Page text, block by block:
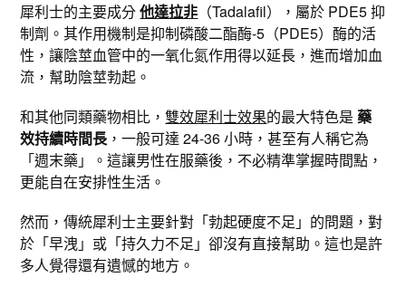
犀利士的主要成分他達拉非 （Tadalafil），屬於 PDE5 抑
制劑。其作用機制是抑制磷酸二酯酶-5（PDE5）酶的活
性，讓陰莖血管中的一氧化氮作用得以延長，進而增加血
流，幫助陰莖勃起。
和其他同類藥物相比，雙效犀利士效果的最大特色是 藥
效持續時間長 ，一般可達 24-36 小時，甚至有人稱它為
「週末藥」。這讓男性在服藥後，不必精準掌握時間點，
更能自在安排性生活。
然而，傳統犀利士主要針對「勃起硬度不足」的問題，對
於「早洩」或「持久力不足」卻沒有直接幫助。這也是許
多人覺得還有遺憾的地方。